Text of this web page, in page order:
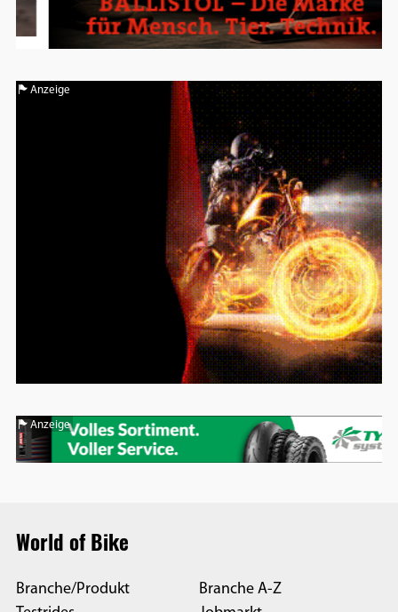
Anzeige
Anzeige
World of Bike
Branche/Produkt
Branche A-Z